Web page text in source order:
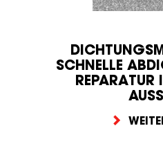
SCHNELLE
REPARATUR